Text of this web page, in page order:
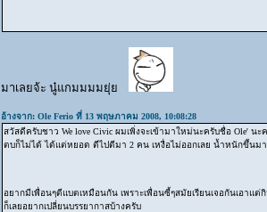
มาเลยจ้ะ นู๋แกมมมมยุ่ย
อ้างจาก: Ole Ferio ที่ 13 พฤษภาคม 2008, 10:08:28
สวัสดีครับชาว We love Civic ผมเพิ่งจะเข้ามาใหม่นะครับชื่อ Ole'
ตบก็ไม่ได้ ได้แต่หยอด ตีไปตีมา 2 คน เหงื่อไม่ออกเลย น้ำหนักขึ้นมา
อยากมีเพื่อนๆตีแบตเหมือนกัน เพราะเพื่อนซี้ๆสมัยเรียนเจอกันเอาแต่
ก็เลยอยากเปลี่ยนบรรยากาสบ้างครับ